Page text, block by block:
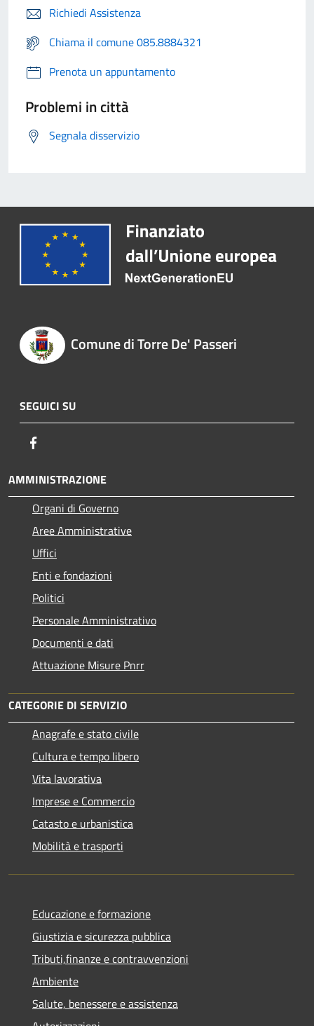
Richiedi Assistenza
Chiama il comune 085.8884321
Prenota un appuntamento
Problemi in città
Segnala disservizio
Comune di Torre De' Passeri
SEGUICI SU
AMMINISTRAZIONE
Organi di Governo
Aree Amministrative
Uffici
Enti e fondazioni
Politici
Personale Amministrativo
Documenti e dati
Attuazione Misure Pnrr
CATEGORIE DI SERVIZIO
Anagrafe e stato civile
Cultura e tempo libero
Vita lavorativa
Imprese e Commercio
Catasto e urbanistica
Mobilità e trasporti
Educazione e formazione
Giustizia e sicurezza pubblica
Tributi,finanze e contravvenzioni
Ambiente
Salute, benessere e assistenza